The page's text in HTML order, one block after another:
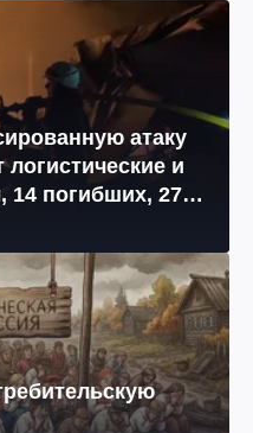
атаку
и
14 погибших, 27